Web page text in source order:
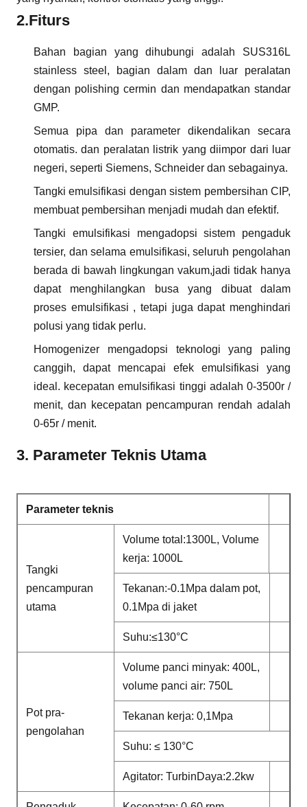
2.Fiturs
Bahan bagian yang dihubungi adalah SUS316L
stainless steel, bagian dalam dan luar peralatan
dengan polishing cermin dan mendapatkan standar
GMP.
Semua pipa dan parameter dikendalikan secara
otomatis. dan peralatan listrik yang diimpor dari luar
negeri, seperti Siemens, Schneider dan sebagainya.
Tangki emulsifikasi dengan sistem pembersihan CIP,
membuat pembersihan menjadi mudah dan efektif.
Tangki emulsifikasi mengadopsi sistem pengaduk
tersier, dan selama emulsifikasi, seluruh pengolahan
berada di bawah lingkungan vakum,jadi tidak hanya
dapat menghilangkan busa yang dibuat dalam
proses emulsifikasi , tetapi juga dapat menghindari
polusi yang tidak perlu.
Homogenizer mengadopsi teknologi yang paling
canggih, dapat mencapai efek emulsifikasi yang
ideal. kecepatan emulsifikasi tinggi adalah 0-3500r /
menit, dan kecepatan pencampuran rendah adalah
0-65r / menit.
3. Parameter Teknis Utama
Parameter teknis
Tangki
pencampuran
utama
Volume total:1300L, Volume
kerja: 1000L
Tekanan:-0.1Mpa dalam pot,
0.1Mpa di jaket
Suhu:≤130°C
Pot pra-
pengolahan
Volume panci minyak: 400L,
volume panci air: 750L
Tekanan kerja: 0,1Mpa
Suhu: ≤ 130°C
Agitator: TurbinDaya:2.2kw